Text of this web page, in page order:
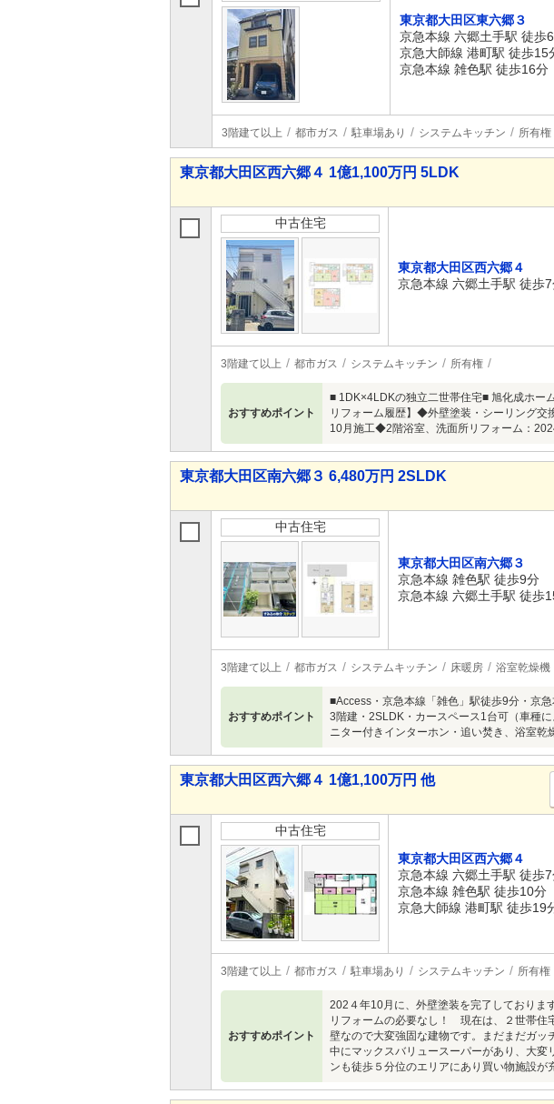
東京都大田区東六郷３
京急本線 六郷土手駅 徒歩
京急大師線 港町駅 徒歩15
京急本線 雑色駅 徒歩16分
3階建て以上 都市ガス 駐車場あり システムキッチン 所有権
東京都大田区西六郷４ 1億1,100万円 5LDK
中古住宅
東京都大田区西六郷４
京急本線 六郷土手駅 徒歩
3階建て以上 都市ガス システムキッチン 所有権
おすすめポイント
■ 1DK×4LDKの独立二世帯住宅■ 旭化成ホー
リフォーム履歴】◆外壁塗装・シーリング
10月施工◆2階浴室、洗面所リフォーム：
東京都大田区南六郷３ 6,480万円 2SLDK
中古住宅
東京都大田区南六郷３
京急本線 雑色駅 徒歩9分
京急本線 六郷土手駅 徒歩
3階建て以上 都市ガス システムキッチン 床暖房 浴室乾燥機
おすすめポイント
■Access・京急本線「雑色」駅徒歩9分・京
3階建・2SLDK・カースペース1台可（車種
ニター付きインターホン・追い焚き、浴室乾
東京都大田区西六郷４ 1億1,100万円 他
中古住宅
東京都大田区西六郷４
京急本線 六郷土手駅 徒歩
京急本線 雑色駅 徒歩10分
京急大師線 港町駅 徒歩19
3階建て以上 都市ガス 駐車場あり システムキッチン 所有権
おすすめポイント
202４年10月に、外壁塗装を完了しておりま
リフォームの必要なし！ 現在は、２世帯住
壁なので大変強固な建物です。まだまだガ
中にマックスバリュースーパーがあり、大
ンも徒歩５分位のエリアにあり買い物施設が